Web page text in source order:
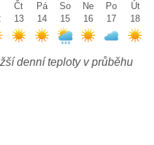
Čt
13
Pá
14
So
15
Ne
16
Po
17
Út
18
denní teploty v průběhu